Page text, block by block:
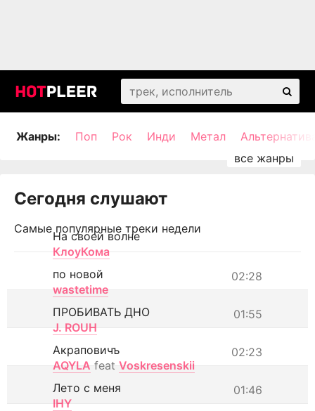
Жанры: Поп Рок Инди Метал
Сегодня слушают
Самые популярные треки недели
На своей волне
КлоуКома
02:28
по новой
wastetime
01:55
ПРОБИВАТЬ ДНО
J. ROUH
02:23
Акраповичъ
AQYLA feat Voskresenskii
01:46
Лето с меня
IHY